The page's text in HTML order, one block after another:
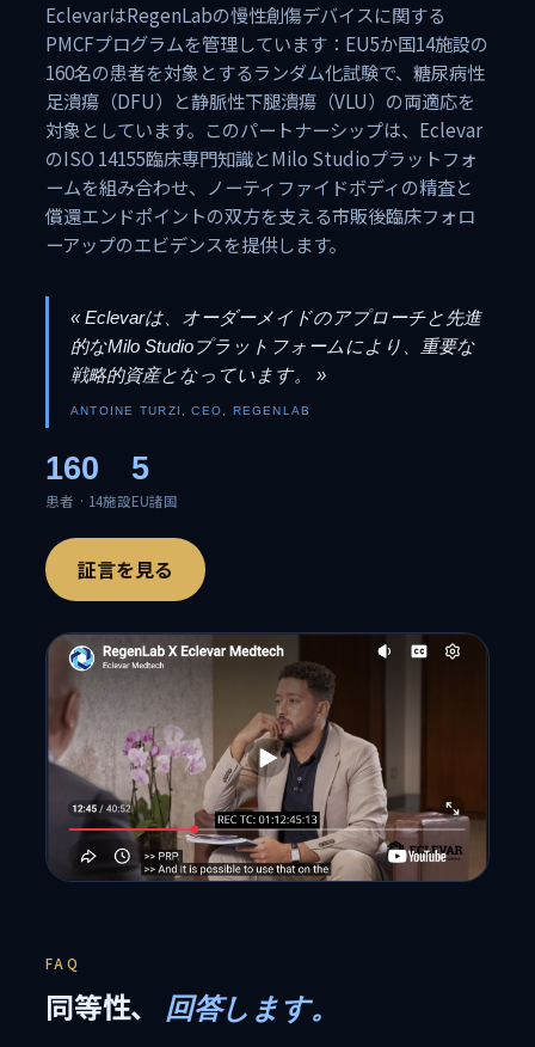
EclevarはRegenLabの慢性創傷デバイスに関する
PMCFプログラムを管理しています：EU5か国14施設の
160名の患者を対象とするランダム化試験で、糖尿病性
足潰瘍（DFU）と静脈性下腿潰瘍（VLU）の両適応を
対象としています。このパートナーシップは、Eclevar
のISO 14155臨床専門知識とMilo Studioプラットフォ
ームを組み合わせ、ノーティファイドボディの精査と
償還エンドポイントの双方を支える市販後臨床フォロ
ーアップのエビデンスを提供します。
« Eclevarは、オーダーメイドのアプローチと先進
的なMilo Studioプラットフォームにより、重要な
戦略的資産となっています。 »
ANTOINE TURZI, CEO, REGENLAB
160
患者 · 14施設
5
EU諸国
証言を見る
FAQ
同等性、 回答します。